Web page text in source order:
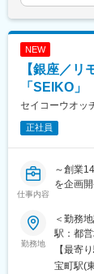
※使用言
※コーデ
「EC
入社後
配属後
■入社後
越境EC
UI/UX改
NEW
【銀座／
「SEIKO
セイコーウオッ
正社員
仕事内容
～創業
を企画
当社は
で、セ
会社で
腕時計
勤務地
＜勤務
駅：都
あり変
【最寄り
宝町駅(